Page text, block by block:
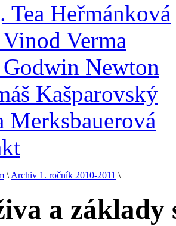
Tea Heřmánková
Verma
Newton
Kašparovský
Merksbauerová
\ Archiv 1. ročník 2010-2011 \
a základy